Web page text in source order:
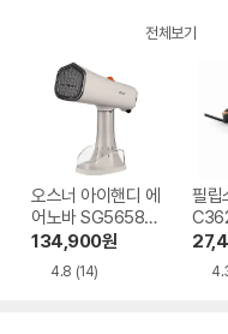
전체보기
오스너 아이핸디 에
어노바 SG5658P
X
134,900원
4.8 (14)
필립